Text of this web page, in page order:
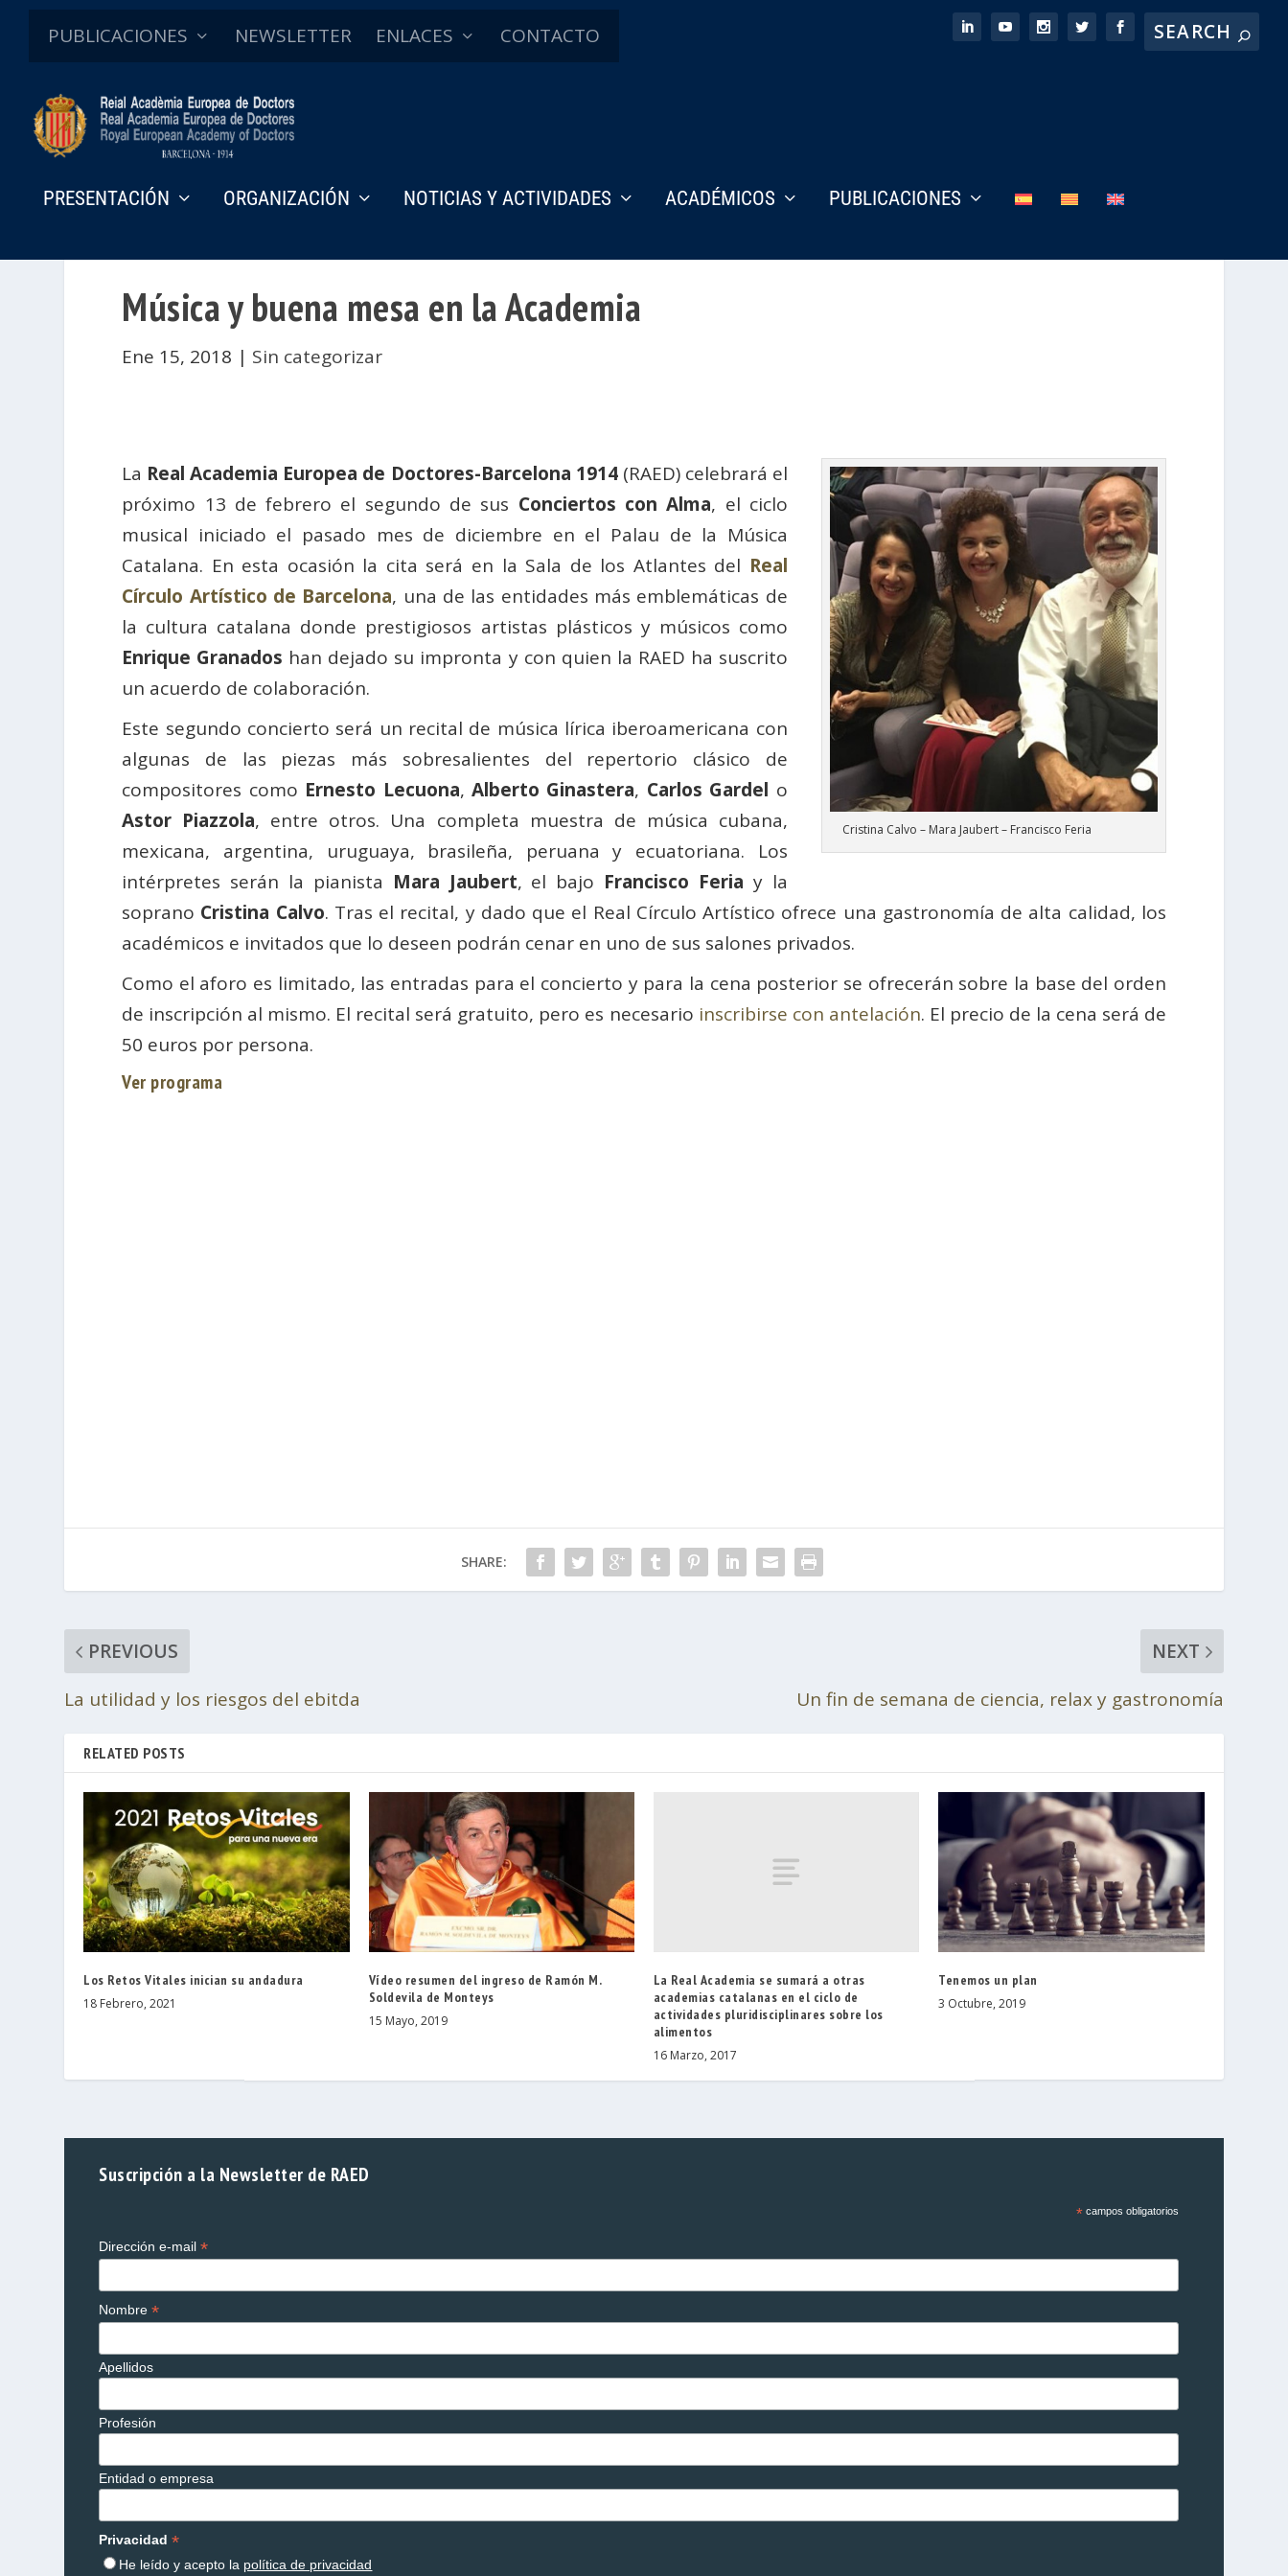
PUBLICACIONES NEWSLETTER ENLACES CONTACTO
PRESENTACIÓN ORGANIZACIÓN NOTICIAS Y ACTIVIDADES ACADÉMICOS PUBLICACIONES
Música y buena mesa en la Academia
Ene 15, 2018 | Sin categorizar
Cristina Calvo – Mara Jaubert – Francisco Feria
La Real Academia Europea de Doctores-Barcelona 1914(RAED) celebrará el
próximo 13 de febrero el segundo de sus Conciertos con Alma, el ciclo
musical iniciado el pasado mes de diciembre en el Palau de la Música
Catalana. En esta ocasión la cita será en la Sala de los Atlantes del Real
Círculo Artístico de Barcelona, una de las entidades más emblemáticas de
la cultura catalana donde prestigiosos artistas plásticos y músicos como
Enrique Granados han dejado su impronta y con quien la RAED ha suscrito
un acuerdo de colaboración.
Este segundo concierto será un recital de música lírica iberoamericana con
algunas de las piezas más sobresalientes del repertorio clásico de
compositores como Ernesto Lecuona,Alberto Ginastera, Carlos Gardel o
Astor Piazzola, entre otros. Una completa muestra de música cubana,
mexicana, argentina, uruguaya, brasileña, peruana y ecuatoriana. Los
intérpretes serán la pianista Mara Jaubert, el bajo Francisco Feria y la
soprano Cristina Calvo. Tras el recital, y dado que el Real Círculo Artístico ofrece una gastronomía de alta calidad, los
académicos e invitados que lo deseen podrán cenar en uno de sus salones privados.
Como el aforo es limitado, las entradas para el concierto y para la cena posterior se ofrecerán sobre la base del orden
de inscripción al mismo. El recital será gratuito, pero es necesario inscribirse con antelación. El precio de la cena será de
50 euros por persona.
Ver programa
SHARE:
PREVIOUS
La utilidad y los riesgos del ebitda
NEXT
Un fin de semana de ciencia, relax y gastronomía
RELATED POSTS
Los Retos Vitales inician su andadura
18 Febrero, 2021
Vídeo resumen del ingreso de Ramón M.
Soldevila de Monteys
15 Mayo, 2019
La Real Academia se sumará a otras
academias catalanas en el ciclo de
actividades pluridisciplinares sobre los
alimentos
16 Marzo, 2017
Tenemos un plan
3 Octubre, 2019
Suscripción a la Newsletter de RAED
*campos obligatorios
Dirección e-mail*
Nombre*
Apellidos
Profesión
Entidad o empresa
Privacidad*
He leído y acepto la política de privacidad